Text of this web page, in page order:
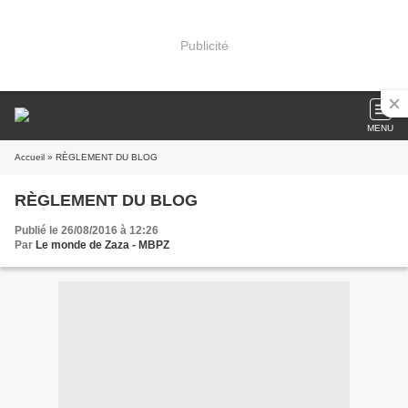
Publicité
MENU
Accueil » RÈGLEMENT DU BLOG
RÈGLEMENT DU BLOG
Publié le 26/08/2016 à 12:26
Par Le monde de Zaza - MBPZ